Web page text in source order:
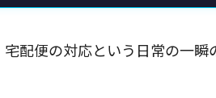
宅配便の対応という日常の一